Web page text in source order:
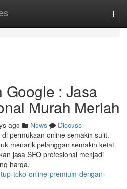
Google : Jasa
Murah Meriah
ago News
Discuss
permukaan online semakin sulit.
menarik pelanggan semakin ketat.
jasa SEO profesional menjadi
harga,
toko-online-premium-dengan-